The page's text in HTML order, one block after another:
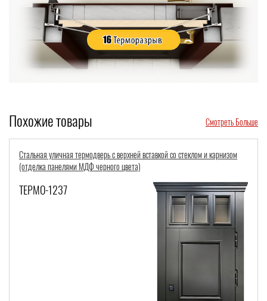
Похожие товары Смотреть Больше
карнизом
Парадная стальная дверь МДФ с терморазрывом, остеклением
хромированной бугельной ручкой и чеканным декором